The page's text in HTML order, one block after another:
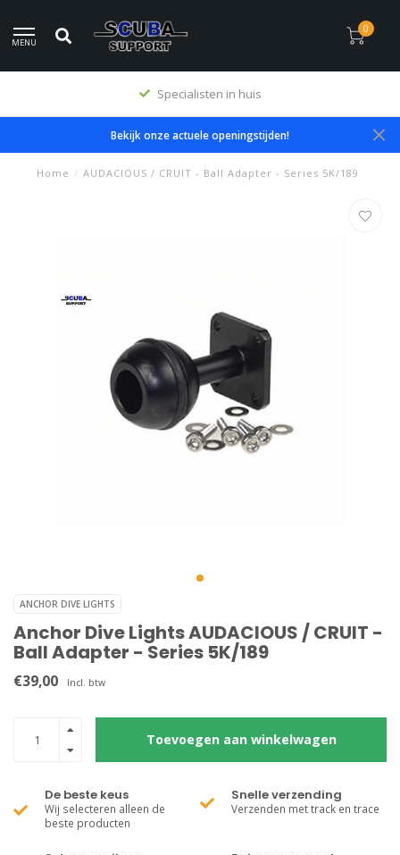
MENU
0
Specialisten in huis
Bekijk onze actuele openingstijden!
Home / AUDACIOUS / CRUIT - Ball Adapter - Series 5K/189
ANCHOR DIVE LIGHTS
Anchor Dive Lights AUDACIOUS / CRUIT -
Ball Adapter - Series 5K/189
€39,00 Incl. btw
Toevoegen aan winkelwagen
De beste keus
Wij selecteren alleen de
beste producten
Snelle verzending
Verzenden met track en trace